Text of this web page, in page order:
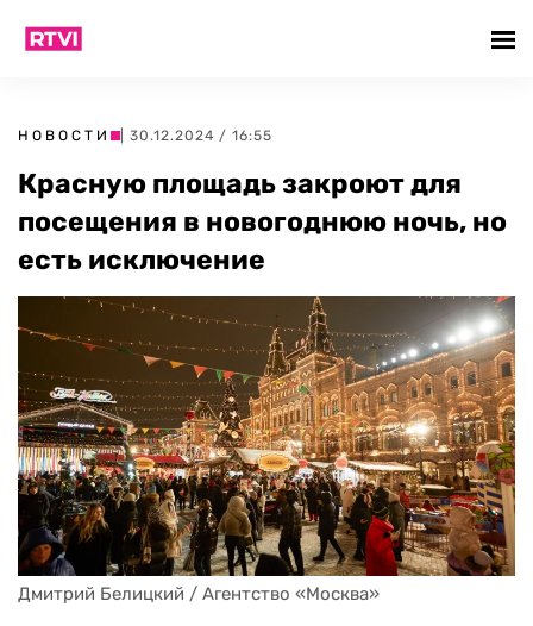
НОВОСТИ | 30.12.2024 / 16:55
Красную площадь закроют для
посещения в новогоднюю ночь, но
есть исключение
Дмитрий Белицкий / Агентство «Москва»